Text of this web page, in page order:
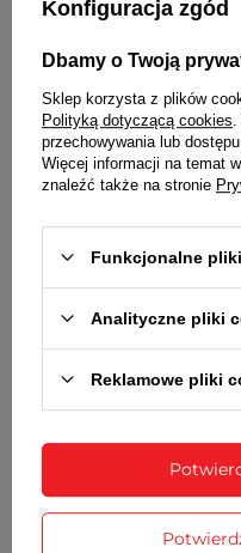
Wraz z bransoletą
dowód zakupu -
komplet
SZCZEGÓŁOWE DANE
OPINIE (1)
Potrzebujesz
Konfiguracja zgód
Dbamy o Twoją
Sklep korzysta z plików
Polityką dotyczącą cookies
przechowywania lub
Więcej informacji na temat
znaleźć także na stronie
Funkcjonalne
Analityczne pliki
Reklamowe pliki